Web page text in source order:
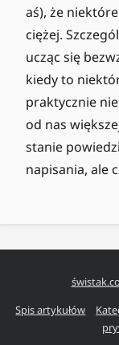
aś), że
ciężej.
ucząc się
kiedy to
praktycznie
od nas
stanie
napisania, ale
Spis artykułów